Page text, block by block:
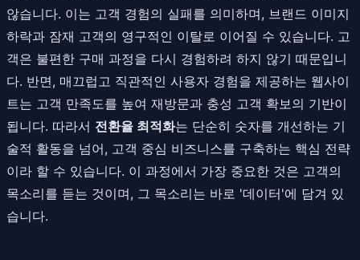
않습니다. 이는 고객 경험의 실패를 의미하며, 브랜드 이미지
하락과 잠재 고객의 영구적인 이탈로 이어질 수 있습니다. 고
객은 불편한 구매 과정을 다시 경험하려 하지 않기 때문입니
다. 반면, 매끄럽고 직관적인 사용자 경험을 제공하는 웹사이
트는 고객 만족도를 높여 재방문과 충성 고객 확보의 기반이
됩니다. 따라서 전환율 최적화는 단순히 숫자를 개선하는 기
술적 활동을 넘어, 고객 중심 비즈니스를 구축하는 핵심 전략
이라 할 수 있습니다. 이 과정에서 가장 중요한 것은 고객의
목소리를 듣는 것이며, 그 목소리는 바로 '데이터'에 담겨 있
습니다.